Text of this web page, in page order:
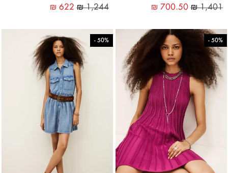
₪1,401
₪ 700.50
₪1,244
₪ 622
50%
-
50%
-